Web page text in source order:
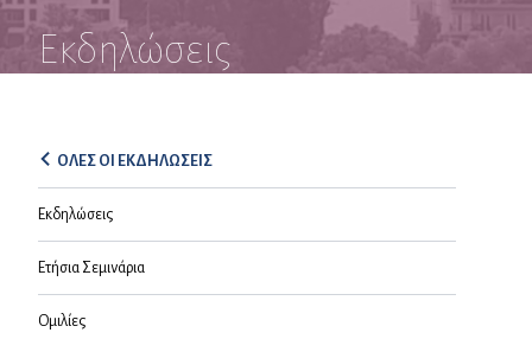
Εκδηλώσεις
ΟΛΕΣ ΟΙ ΕΚΔΗΛΩΣΕΙΣ
Εκδηλώσεις
Ετήσια Σεμινάρια
Ομιλίες